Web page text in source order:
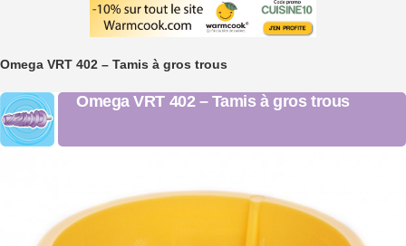
Omega VRT 402 – Tamis à gros trous
Omega VRT 402 – Tamis à gros trous